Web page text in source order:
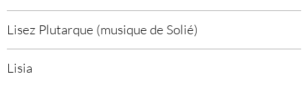
Lisez Plutarque (musique de Solié)
Lisia